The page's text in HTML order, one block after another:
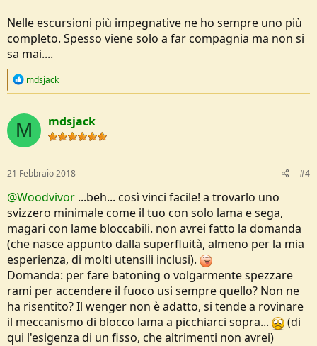
Nelle escursioni più impegnative ne ho sempre uno più
completo. Spesso viene solo a far compagnia ma non si
sa mai....
R
c
t
i
o
s
:
mdsjack
M mdsjack
21 Febbraio 2018 #4
@Woodvivor ...beh... così vinci facile! a trovarlo uno
svizzero minimale come il tuo con solo lama e sega,
magari con lame bloccabili. non avrei fatto la domanda
(che nasce appunto dalla superfluità, almeno per la mia
esperienza, di molti utensili inclusi).
Domanda: per fare batoning o volgarmente spezzare
rami per accendere il fuoco usi sempre quello? Non ne
ha risentito? Il wenger non è adatto, si tende a rovinare
il meccanismo di blocco lama a picchiarci sopra...
(di
qui l'esigenza di un fisso, che altrimenti non avrei)